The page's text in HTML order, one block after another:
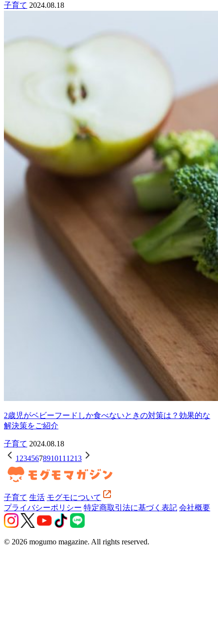
子育て 2024.08.18
2歳児がベビーフードしか食べないときの対策は？効果的な
解決策をご紹介
子育て 2024.08.18
1 234567891011 1213
子育て 生活 モグモについて
プライバシーポリシー 特定商取引法に基づく表記 会社概要
© 2026 mogumo magazine. All rights reserved.